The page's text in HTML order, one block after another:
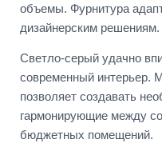
объемы. Фурнитура
дизайнерским решениям.
Светло-серый удачно
современный интерьер.
позволяет создавать
гармонирующие между
бюджетных помещений.